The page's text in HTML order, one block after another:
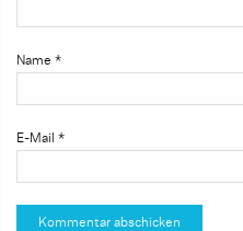
Name *
E-Mail *